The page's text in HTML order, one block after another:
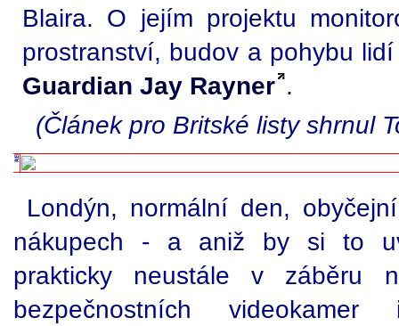
Blaira. O jejím projektu
prostranství, budov a pohybu
Guardian Jay Rayner .
(Článek pro Britské listy shrnul
Londýn, normální den,
nákupech - a aniž by si to
prakticky neustále v záběru
bezpečnostních